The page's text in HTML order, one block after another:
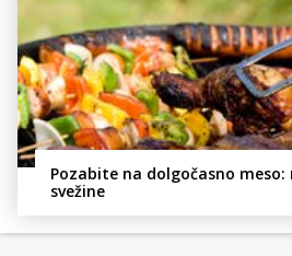
Pozabite na dolgočasno meso:
svežine